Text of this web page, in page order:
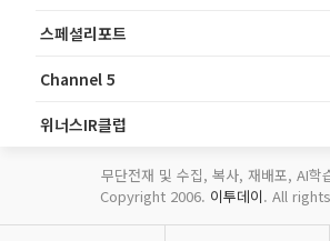
스페셜리포트
Channel 5
위너스IR클럽
무단전재 및 수집, 복사, 재배포, AI학
Copyright 2006. 이투데이. All